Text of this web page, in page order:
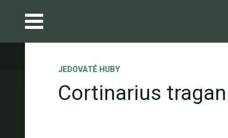
JEDOVATÉ HUBY
Cortinarius